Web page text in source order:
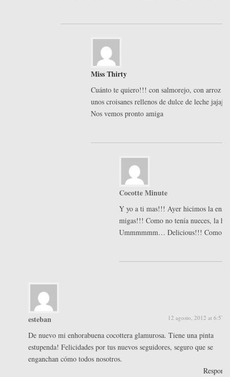
Miss Thirty
Cuánto te quiero!!! con salmorejo, con arroz al
unos croisanes rellenos de dulce de leche
Nos vemos pronto amiga
Cocotte Minute
Y yo a ti mas!!! Ayer hicimos la
migas!!! Como no tenía nueces, la
Ummmmmm… Delicious!!! Como
esteban 12 agosto, 2012 at 6:57
De nuevo mi enhorabuena cocottera glamurosa. Tiene una pinta
estupenda! Felicidades por tus nuevos seguidores, seguro que se
enganchan cómo todos nosotros.